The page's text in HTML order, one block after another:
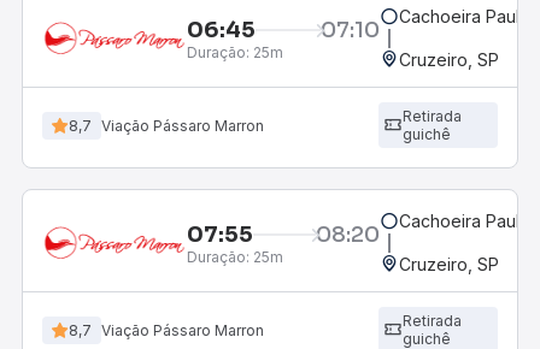
06:45 07:10
Duração: 25m
Cachoeira
Cruzeiro, SP
8,7 Viação Pássaro Marron
Retirada
guichê
07:55 08:20
Duração: 25m
Cachoeira
Cruzeiro, SP
8,7 Viação Pássaro Marron
Retirada
guichê